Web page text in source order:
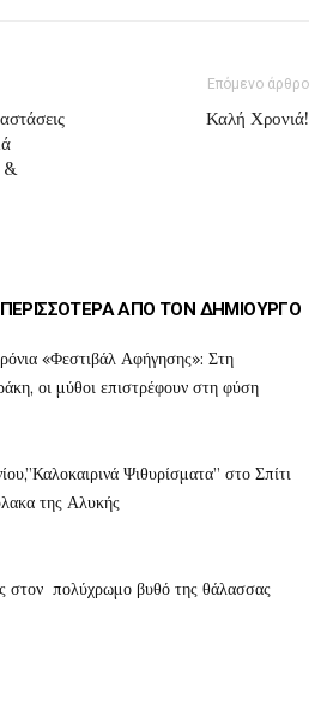
&
Επόμενο άρθρο
Καλή Χρονιά!
ΠΕΡΙΣΣΟΤΕΡΑ ΑΠΟ ΤΟΝ ΔΗΜΙΟΥΡΓΟ
«Φεστιβάλ Αφήγησης»: Στη
οι μύθοι επιστρέφουν στη φύση
Ψιθυρίσματα” στο Σπίτι
της Αλυκής
στον πολύχρωμο βυθό της θάλασσας